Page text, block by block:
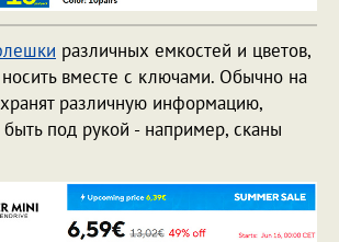
различных емкостей и цветов,
вместе с ключами. Обычно на
различную информацию,
под рукой - например, сканы